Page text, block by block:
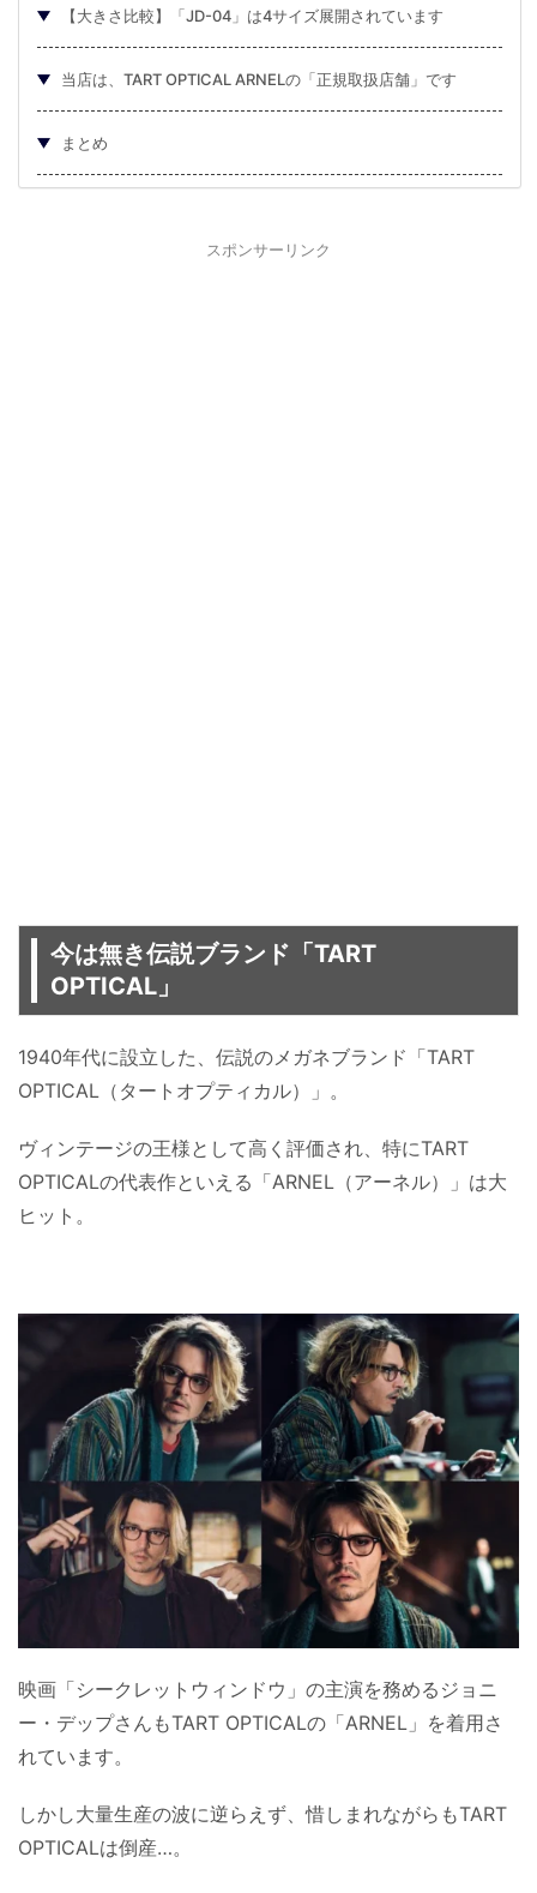
【大きさ比較】「JD-04」は4サイズ展開されています
当店は、TART OPTICAL ARNELの「正規取扱店舗」です
まとめ
スポンサーリンク
今は無き伝説ブランド「TART
OPTICAL」
1940年代に設立した、伝説のメガネブランド「TART
OPTICAL（タートオプティカル）」。
ヴィンテージの王様として高く評価され、特にTART
OPTICALの代表作といえる「ARNEL（アーネル）」は大
ヒット。
映画「シークレットウィンドウ」の主演を務めるジョニ
ー・デップさんもTART OPTICALの「ARNEL」を着用さ
れています。
しかし大量生産の波に逆らえず、惜しまれながらもTART
OPTICALは倒産…。